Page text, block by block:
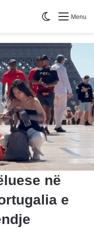
Menu
Switch skin
në
e